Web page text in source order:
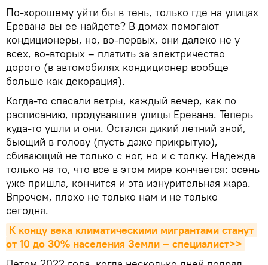
По-хорошему уйти бы в тень, только где на улицах
Еревана вы ее найдете? В домах помогают
кондиционеры, но, во-первых, они далеко не у
всех, во-вторых – платить за электричество
дорого (в автомобилях кондиционер вообще
больше как декорация).
Когда-то спасали ветры, каждый вечер, как по
расписанию, продувавшие улицы Еревана. Теперь
куда-то ушли и они. Остался дикий летний зной,
бьющий в голову (пусть даже прикрытую),
сбивающий не только с ног, но и с толку. Надежда
только на то, что все в этом мире кончается: осень
уже пришла, кончится и эта изнурительная жара.
Впрочем, плохо не только нам и не только
сегодня.
К концу века климатическими мигрантами станут
от 10 до 30% населения Земли – специалист>>